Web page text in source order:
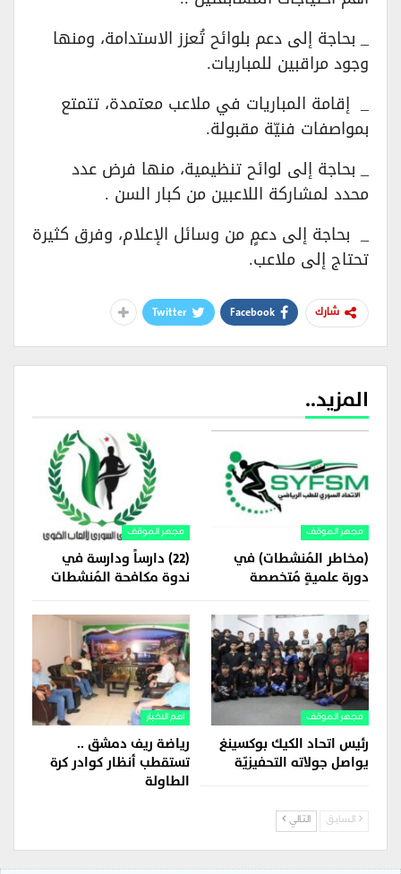
_ بحاجة إلى دعم بلوائح تُعزز الاستدامة، ومنها
وجود مراقبين للمباريات.
_ إقامة المباريات في ملاعب معتمدة، تتمتع
بمواصفات فنيّة مقبولة.
_ بحاجة إلى لوائح تنظيمية، منها فرض عدد
محدد لمشاركة اللاعبين من كبار السن .
_ بحاجة إلى دعمٍ من وسائل الإعلام، وفرق كثيرة
تحتاج إلى ملاعب.
شارك Facebook
Twitter
المزيد..
مجهر الموقف
(مخاطر المُنشطات) في
دورة علميةٍ مُتخصصة
مجهر الموقف
(22) دارساً ودارسة في
ندوة مكافحة المُنشطات
مجهر الموقف
رئيس اتحاد الكيك بوكسينغ
يواصل جولاته التحفيزيّة
اهم الاخبار
رياضة ريف دمشق ..
تستقطب أنظار كوادر كرة
الطاولة
السابق التالي